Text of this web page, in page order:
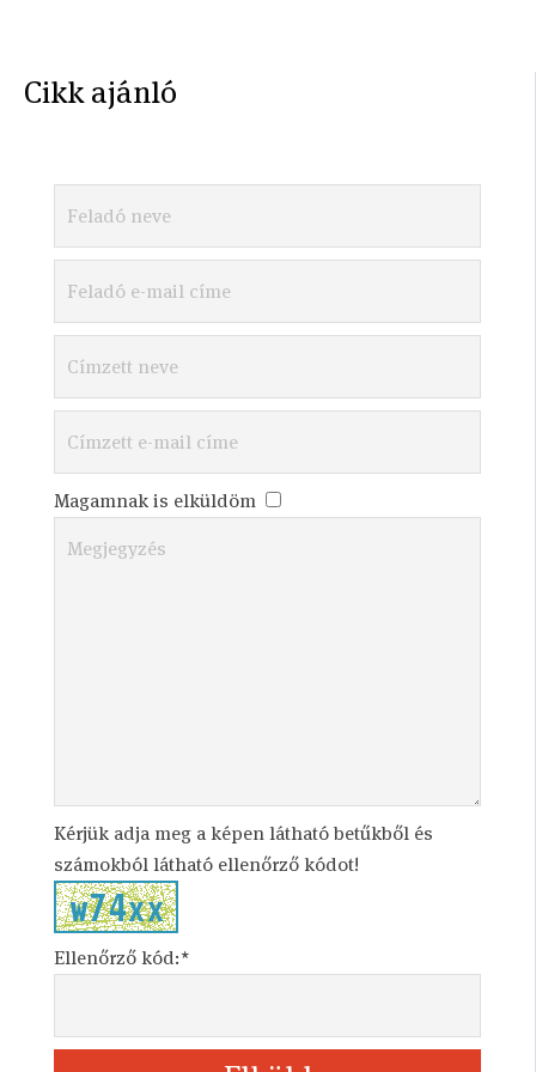
Cikk ajánló
Magamnak is elküldöm
Kérjük adja meg a képen látható betűkből és
számokból látható ellenőrző kódot!
Ellenőrző kód:*